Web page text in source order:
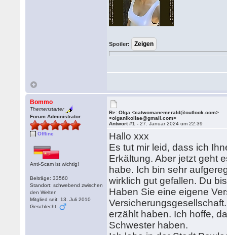
Spoiler:
Bommo
Themenstarter
Forum Administrator
Offline
Anti-Scam ist wichtig!
Beiträge: 33560
Standort: schwebend zwischen
den Welten
Mitglied seit: 13. Juli 2010
Geschlecht:
Re: Olga <catwomanemerald@outlook.com>
<olganikoliae@gmail.com>
Antwort #1 -27. Januar 2024 um 22:39
Hallo xxx
Es tut mir leid, dass ich
Erkältung. Aber jetzt geht
habe. Ich bin sehr
wirklich gut gefallen. Du
Haben Sie eine eigene
erzählt haben. Ich hoffe,
Schwester haben.